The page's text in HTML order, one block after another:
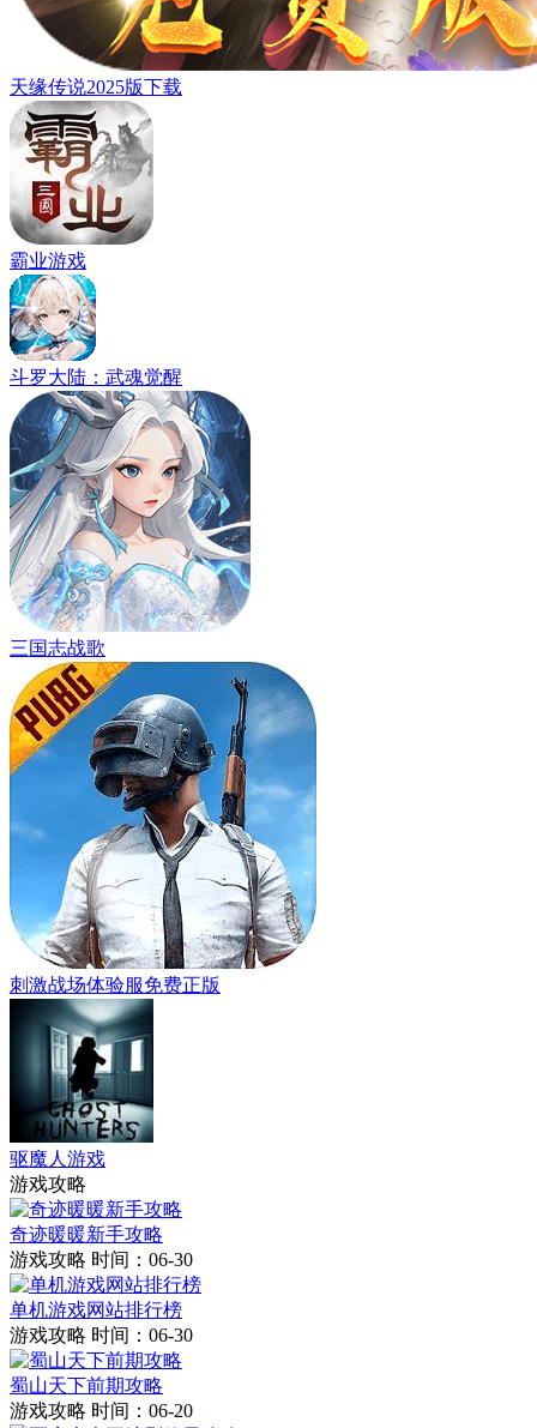
天缘传说2025版下载
霸业游戏
斗罗大陆：武魂觉醒
三国志战歌
刺激战场体验服免费正版
驱魔人游戏
游戏攻略
奇迹暖暖新手攻略
游戏攻略 时间：06-30
单机游戏网站排行榜
游戏攻略 时间：06-30
蜀山天下前期攻略
游戏攻略 时间：06-20